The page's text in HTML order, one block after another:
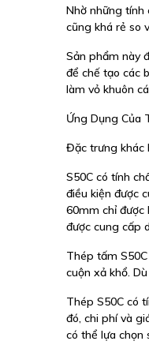
Nhờ những tính
cũng khá rẻ so
Sản phẩm này
để chế tạo các
làm vỏ khuôn
Ứng Dụng Của
Đặc trưng khác
S50C có tính
điều kiện được
60mm chỉ được
được cung cấp
Thép tấm
cuộn xả khổ.
Thép S50C có
đó, chi phí và
có thể lựa chọn